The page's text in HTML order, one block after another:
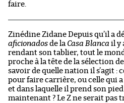
faire.
Zinédine Zidane Depuis qu’il a
aficionados de la Casa Blanca il y
rendant son tablier, tout le
proche à la tête de la sélection
savoir de quelle nation il s’agit :
pour faire carrière, ou celle qui
et dans laquelle il prend son pied
maintenant ? Le Z ne serait pas